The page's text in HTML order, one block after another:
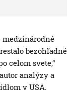
medzinárodné
bezohľadné
celom svete,“
analýzy a
v USA.